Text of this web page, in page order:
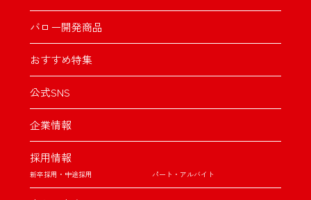
バロー開発商品
おすすめ特集
公式SNS
企業情報
採用情報
新卒採用・中途採用 パート・アルバイト